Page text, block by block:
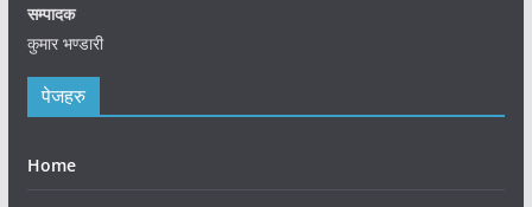
सम्पादक
कुमार भण्डारी
पेजहरु
Home